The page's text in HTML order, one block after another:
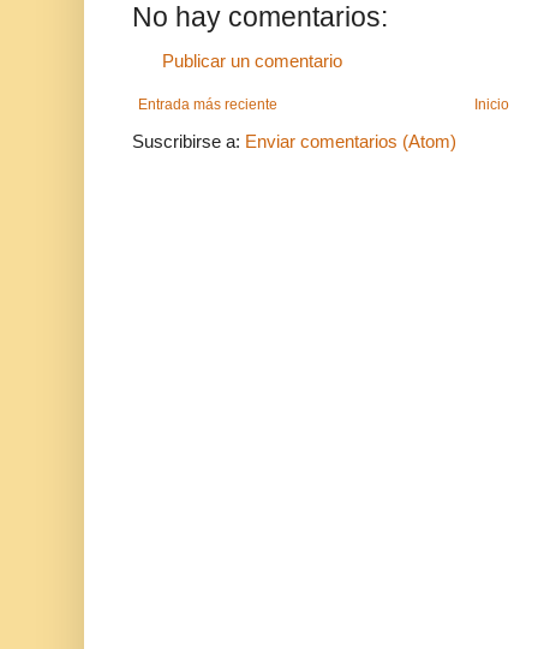
No hay comentarios:
Publicar un comentario
Entrada más reciente Inicio
Suscribirse a: Enviar comentarios (Atom)